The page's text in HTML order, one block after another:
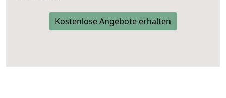
Kostenlose Angebote erhalten